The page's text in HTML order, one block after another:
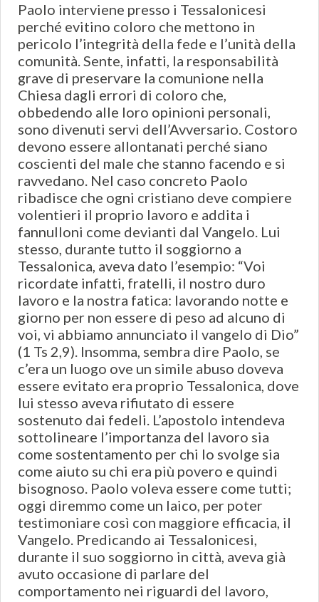
Paolo interviene presso i Tessalonicesi
perché evitino coloro che mettono in
pericolo l’integrità della fede e l’unità della
comunità. Sente, infatti, la responsabilità
grave di preservare la comunione nella
Chiesa dagli errori di coloro che,
obbedendo alle loro opinioni personali,
sono divenuti servi dell’Avversario. Costoro
devono essere allontanati perché siano
coscienti del male che stanno facendo e si
ravvedano. Nel caso concreto Paolo
ribadisce che ogni cristiano deve compiere
volentieri il proprio lavoro e addita i
fannulloni come devianti dal Vangelo. Lui
stesso, durante tutto il soggiorno a
Tessalonica, aveva dato l’esempio: “Voi
ricordate infatti, fratelli, il nostro duro
lavoro e la nostra fatica: lavorando notte e
giorno per non essere di peso ad alcuno di
voi, vi abbiamo annunciato il vangelo di Dio”
(1 Ts 2,9). Insomma, sembra dire Paolo, se
c’era un luogo ove un simile abuso doveva
essere evitato era proprio Tessalonica, dove
lui stesso aveva rifiutato di essere
sostenuto dai fedeli. L’apostolo intendeva
sottolineare l’importanza del lavoro sia
come sostentamento per chi lo svolge sia
come aiuto su chi era più povero e quindi
bisognoso. Paolo voleva essere come tutti;
oggi diremmo come un laico, per poter
testimoniare così con maggiore efficacia, il
Vangelo. Predicando ai Tessalonicesi,
durante il suo soggiorno in città, aveva già
avuto occasione di parlare del
comportamento nei riguardi del lavoro,